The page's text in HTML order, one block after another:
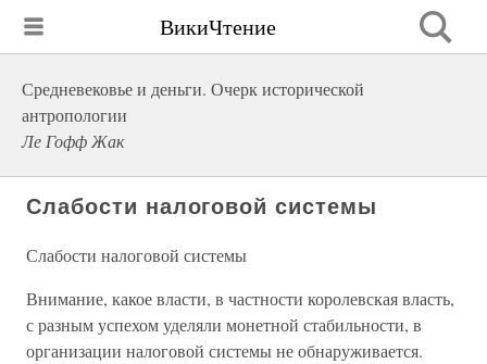
ВикиЧтение
Средневековье и деньги. Очерк исторической
антропологии
Ле Гофф Жак
Слабости налоговой системы
Слабости налоговой системы
Внимание, какое власти, в частности королевская власть,
с разным успехом уделяли монетной стабильности, в
организации налоговой системы не обнаруживается.